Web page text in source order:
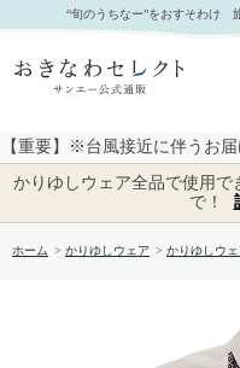
【送料無料】知花花織ー弐柄 かりゆしウ
販
“旬のうちなー”をおすそわけ
【重要】※台風接近に伴うお
かりゆしウェア全品で使用で
で！
ホーム > かりゆしウェア > かりゆしウェ